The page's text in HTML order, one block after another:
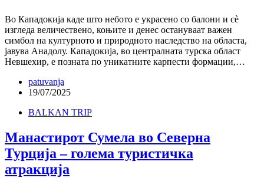
Во Кападокија каде што небото е украсено со балони и сѐ
изгледа величествено, коњите и денес остануваат важен
симбол на културното и природното наследство на областа,
јавува Анадолу. Кападокија, во централната турска област
Невшехир, е позната по уникатните карпести формации,…
patuvanja
19/07/2025
BALKAN TRIP
Манастирот Сумела во Северна
Турција – голема туристичка
атракција